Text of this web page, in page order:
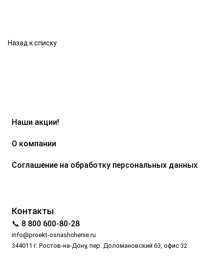
Назад к списку
Наши акции!
О компании
Соглашение на обработку персональных данных
Контакты
📞 8 800 600-80-28
info@proekt-osnashchenie.ru
344011 г. Ростов-на-Дону, пер. Доломановский 63, офис 32